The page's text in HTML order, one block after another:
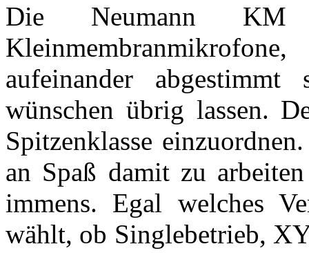
Die Neumann KM
aufeinander
wünschen übrig lassen.
Spitzenklasse
an Spaß damit zu
immens. Egal welches
wählt, ob Singlebetrieb,